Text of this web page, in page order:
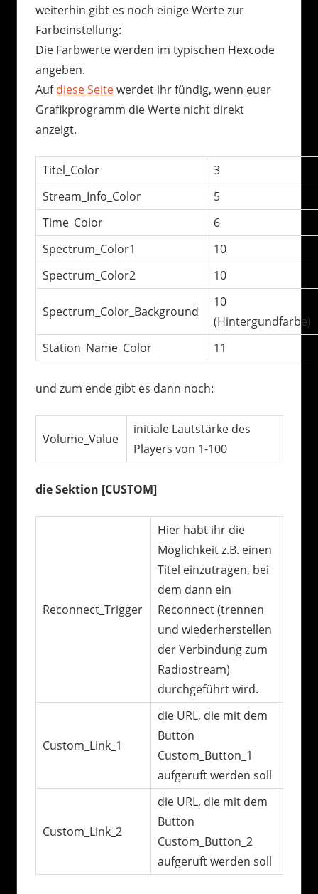
weiterhin gibt es noch einige Werte zur
Farbeinstellung:
Die Farbwerte werden im typischen Hexcode
angeben.
Aufdiese Seitewerdet ihr fündig, wenn euer
Grafikprogramm die Werte nicht direkt
anzeigt.
Titel_Color
3
Stream_Info_Color
5
Time_Color
6
Spectrum_Color1
10
Spectrum_Color2
10
Spectrum_Color_Background
10
(Hintergundfarbe)
Station_Name_Color
11
und zum ende gibt es dann noch:
Volume_Value
initiale Lautstärke des
Players von 1-100
die Sektion [CUSTOM]
Reconnect_Trigger
Hier habt ihr die
Möglichkeit z.B. einen
Titel einzutragen, bei
dem dann ein
Reconnect (trennen
und wiederherstellen
der Verbindung zum
Radiostream)
durchgeführt wird.
Custom_Link_1
die URL, die mit dem
Button
Custom_Button_1
aufgeruft werden soll
Custom_Link_2
die URL, die mit dem
Button
Custom_Button_2
aufgeruft werden soll